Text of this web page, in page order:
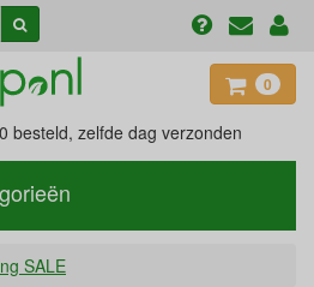
0
besteld, zelfde dag verzonden
SALE